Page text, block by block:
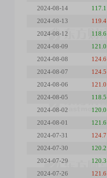
2024-08-14
117.1
2024-08-13
119.4
2024-08-12
118.6
2024-08-09
121.0
2024-08-08
124.6
2024-08-07
124.5
2024-08-06
121.0
2024-08-05
118.5
2024-08-02
120.0
2024-08-01
121.6
2024-07-31
124.7
2024-07-30
120.2
2024-07-29
120.3
2024-07-26
121.6